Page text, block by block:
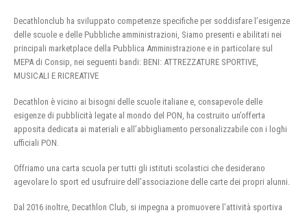
Decathlonclub ha sviluppato competenze specifiche per soddisfare l’esigenze
delle scuole e delle Pubbliche amministrazioni, Siamo presenti e abilitati nei
principali marketplace della Pubblica Amministrazione e in particolare sul
MEPA di Consip, nei seguenti bandi: BENI: ATTREZZATURE SPORTIVE,
MUSICALI E RICREATIVE
Decathlon è vicino ai bisogni delle scuole italiane e, consapevole delle
esigenze di pubblicità legate al mondo del PON, ha costruito un’offerta
apposita dedicata ai materiali e all’abbigliamento personalizzabile con i loghi
ufficiali PON.
Offriamo una carta scuola per tutti gli istituti scolastici che desiderano
agevolare lo sport ed usufruire dell’associazione delle carte dei propri alunni.
Dal 2016 inoltre, Decathlon Club, si impegna a promuovere l’attività sportiva